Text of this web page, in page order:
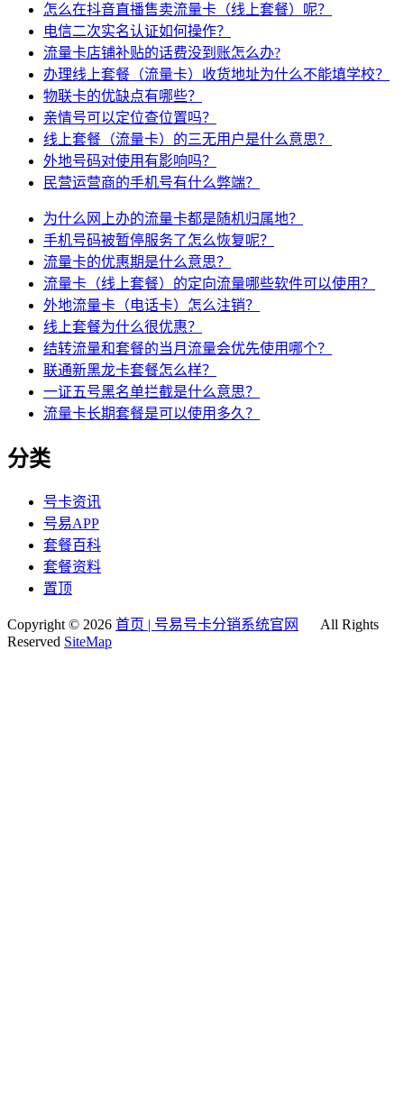
怎么在抖音直播售卖流量卡（线上套餐）呢？
电信二次实名认证如何操作？
流量卡店铺补贴的话费没到账怎么办?
办理线上套餐（流量卡）收货地址为什么不能填学校？
物联卡的优缺点有哪些？
亲情号可以定位查位置吗？
线上套餐（流量卡）的三无用户是什么意思？
外地号码对使用有影响吗？
民营运营商的手机号有什么弊端？
为什么网上办的流量卡都是随机归属地？
手机号码被暂停服务了怎么恢复呢？
流量卡的优惠期是什么意思？
流量卡（线上套餐）的定向流量哪些软件可以使用？
外地流量卡（电话卡）怎么注销？
线上套餐为什么很优惠？
结转流量和套餐的当月流量会优先使用哪个？
联通新黑龙卡套餐怎么样？
一证五号黑名单拦截是什么意思？
流量卡长期套餐是可以使用多久？
分类
号卡资讯
号易APP
套餐百科
套餐资料
置顶
Copyright © 2026 首页 | 号易号卡分销系统官网
All Rights
Reserved SiteMap